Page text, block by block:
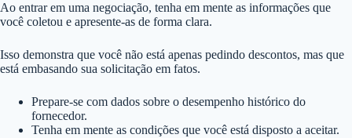
Ao entrar em uma negociação, tenha em mente as informações que
você coletou e apresente-as de forma clara.
Isso demonstra que você não está apenas pedindo descontos, mas que
está embasando sua solicitação em fatos.
Prepare-se com dados sobre o desempenho histórico do
fornecedor.
Tenha em mente as condições que você está disposto a aceitar.